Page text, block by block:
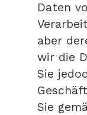
Daten
aber
wir die
Sie
Sie